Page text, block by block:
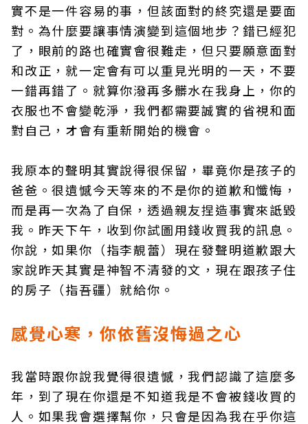
實不是一件容易的事，但該面對的終究還是要面
對。為什麼要讓事情演變到這個地步？錯已經犯
了，眼前的路也確實會很難走，但只要願意面對
和改正，就一定會有可以重見光明的一天，不要
一錯再錯了。就算你潑再多髒水在我身上，你的
衣服也不會變乾淨，我們都需要誠實的省視和面
對自己，オ會有重新開始的機會。
我原本的聲明其實說得很保留，畢竟你是孩子的
爸爸。很遺憾今天等來的不是你的道歉和懺悔，
而是再一次為了自保，透過親友捏造事實來詆毀
我。昨天下午，收到你試圖用錢收買我的訊息。
你說，如果你（指李靚蕾）現在發聲明道歉跟大
家說昨天其實是神智不清發的文，現在跟孩子住
的房子（指吾疆）就給你。
感覺心寒，你依舊沒悔過之心
我當時跟你說我覺得很遺憾，我們認識了這麼多
年，到了現在你還是不知道我是不會被錢收買的
人。如果我會選擇幫你，只會是因為我在乎你這